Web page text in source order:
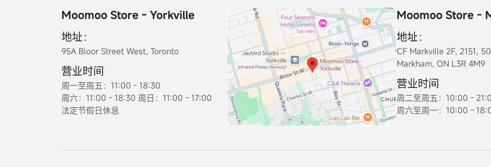
Moomoo Store - Yorkville
地址：
95A Bloor Street West, Toronto
营业时间
周一至周五：11:00 - 18:30
周六：11:00 - 18:30 周日：11:00 - 17:00
法定节假日休息
Moomoo Store -
地址：
CF Markville 2F, 2151,
Markham, ON L3R 4M9
营业时间
周二至周五：10:00 -
周六至周一：10:00 -